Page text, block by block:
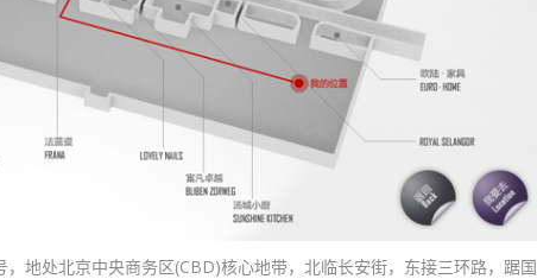
地处北京中央商务区(CBD)核心地带，北临长安街，东接三环路，踞国